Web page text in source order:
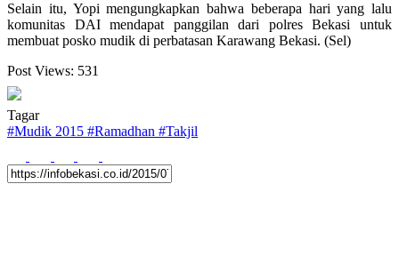
Selain itu, Yopi mengungkapkan bahwa beberapa hari yang lalu
komunitas DAI mendapat panggilan dari polres Bekasi untuk
membuat posko mudik di perbatasan Karawang Bekasi. (Sel)
Post Views: 531
Tagar
#Mudik 2015 #Ramadhan #Takjil